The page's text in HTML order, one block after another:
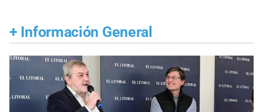
+ Información General